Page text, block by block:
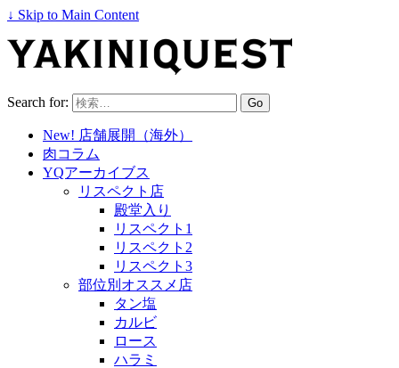
↓ Skip to Main Content
Search for:
New! 店舗展開（海外）
肉コラム
YQアーカイブス
リスペクト店
殿堂入り
リスペクト1
リスペクト2
リスペクト3
部位別オススメ店
タン塩
カルビ
ロース
ハラミ